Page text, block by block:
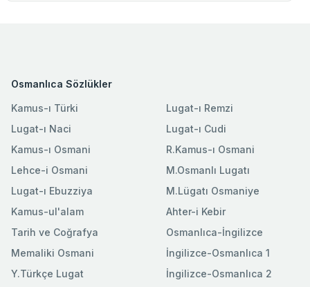
Osmanlıca Sözlükler
Kamus-ı Türki
Lugat-ı Naci
Kamus-ı Osmani
Lehce-i Osmani
Lugat-ı Ebuzziya
Lugat-ı Remzi
Lugat-ı Cudi
R.Kamus-ı Osmani
M.Osmanlı Lugatı
M.Lügatı Osmaniye
Kamus-ul'alam
Tarih ve Coğrafya
Memaliki Osmani
Y.Türkçe Lugat
Ahter-i Kebir
Osmanlıca-İngilizce
İngilizce-Osmanlıca 1
İngilizce-Osmanlıca 2